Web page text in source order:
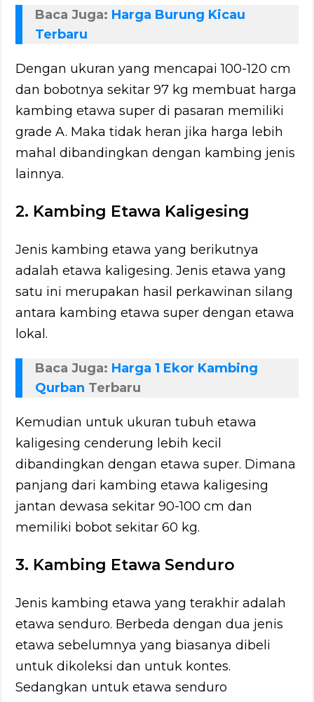
Baca Juga: Harga Burung Kicau
Terbaru
Dengan ukuran yang mencapai 100-120 cm
dan bobotnya sekitar 97 kg membuat harga
kambing etawa super di pasaran memiliki
grade A. Maka tidak heran jika harga lebih
mahal dibandingkan dengan kambing jenis
lainnya.
2. Kambing Etawa Kaligesing
Jenis kambing etawa yang berikutnya
adalah etawa kaligesing. Jenis etawa yang
satu ini merupakan hasil perkawinan silang
antara kambing etawa super dengan etawa
lokal.
Baca Juga: Harga 1 Ekor Kambing
Qurban Terbaru
Kemudian untuk ukuran tubuh etawa
kaligesing cenderung lebih kecil
dibandingkan dengan etawa super. Dimana
panjang dari kambing etawa kaligesing
jantan dewasa sekitar 90-100 cm dan
memiliki bobot sekitar 60 kg.
3. Kambing Etawa Senduro
Jenis kambing etawa yang terakhir adalah
etawa senduro. Berbeda dengan dua jenis
etawa sebelumnya yang biasanya dibeli
untuk dikoleksi dan untuk kontes.
Sedangkan untuk etawa senduro